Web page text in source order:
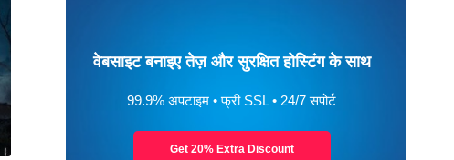
वेबसाइट बनाइए तेज़ और सुरक्षित होस्टिंग के साथ
99.9% अपटाइम • फ्री SSL • 24/7 सपोर्ट
Get 20% Extra Discount